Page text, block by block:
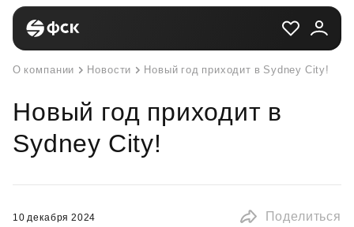
О компании Новости Новый год приходит в Sydney City!
Новый год приходит в
Sydney City!
10 декабря 2024 Поделиться